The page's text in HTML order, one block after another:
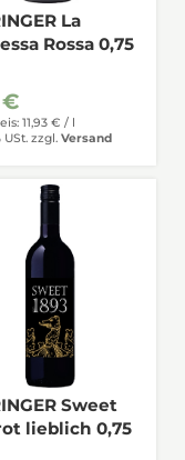
La
Rossa 0,75
€
11,93 € / l
USt. zzgl. Versand
Sweet
lieblich 0,75